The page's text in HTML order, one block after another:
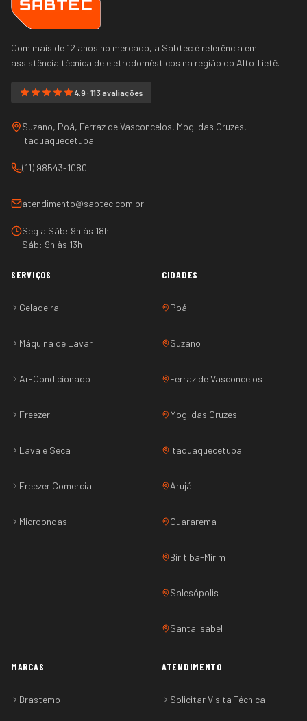
Com mais de 12 anos no mercado, a Sabtec é referência em
assistência técnica de eletrodomésticos na região do Alto Tietê.
4.9 · 113 avaliações
Suzano, Poá, Ferraz de Vasconcelos, Mogi das Cruzes,
Itaquaquecetuba
(11) 98543-1080
atendimento@sabtec.com.br
Seg a Sáb: 9h às 18h
Sáb: 9h às 13h
SERVIÇOS
Geladeira
Máquina de Lavar
Ar-Condicionado
Freezer
Lava e Seca
Freezer Comercial
Microondas
CIDADES
Poá
Suzano
Ferraz de Vasconcelos
Mogi das Cruzes
Itaquaquecetuba
Arujá
Guararema
Biritiba-Mirim
Salesópolis
Santa Isabel
MARCAS
Brastemp
ATENDIMENTO
Solicitar Visita Técnica